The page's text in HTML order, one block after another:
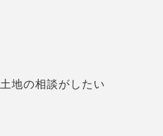
土地の相談がしたい